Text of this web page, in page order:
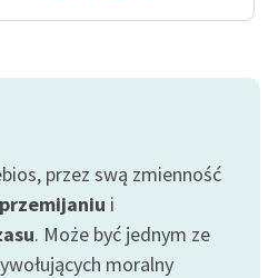
przez swą zmienność
przemijaniu i
. Może być jednym ze
moralny